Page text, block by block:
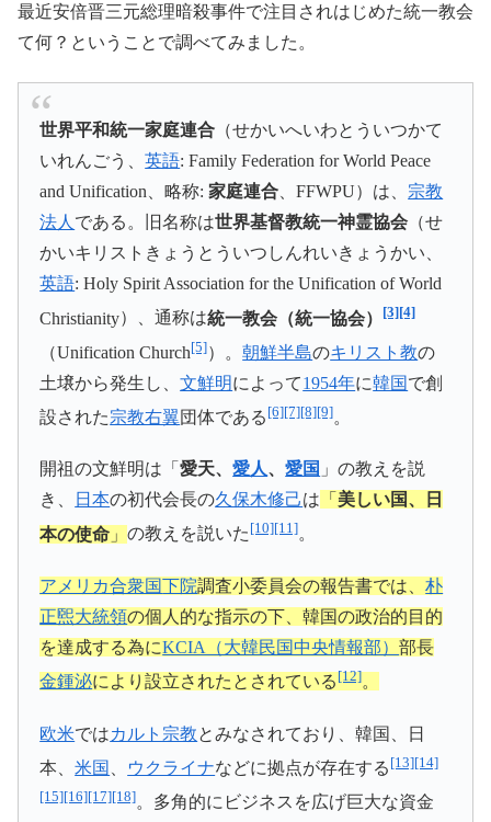
最近安倍晋三元総理暗殺事件で注目されはじめた統一教会
て何？ということで調べてみました。
世界平和統一家庭連合 （せかいへいわとういつかて
いれんごう、英語:Family Federation for World Peace
and Unification 、略称:家庭連合 、FFWPU）は、 宗教
法人 である。旧名称は世界基督教統一神霊協会 （せ
かいキリストきょうとういつしんれいきょうかい、
英語:Holy Spirit Association for the Unification of World
Christianity）、通称は統一教会（統一協会） [3][4]
（Unification Church[5]）。朝鮮半島のキリスト教の
土壌から発生し、文鮮明によって1954年に韓国 で創
設された宗教右翼団体である [6][7][8][9]。
開祖の文鮮明は「愛天、愛人、愛国 」の教えを説
き、
日本の初代会長の久保木修己は 「 美しい国、日
本の使命 」の教えを説いた [10][11]。
アメリカ合衆国下院調査小委員会の報告書では、朴
正煕大統領の個人的な指示の下、韓国の政治的目的
を達成する為にKCIA（大韓民国中央情報部）部長
金鍾泌により設立されたとされている[12]。
欧米ではカルト宗教とみなされており、韓国、日
本、米国 ウクライナなどに拠点が存在する [13][14]
[15][16][17][18]。多角的にビジネスを広げ巨大な資金